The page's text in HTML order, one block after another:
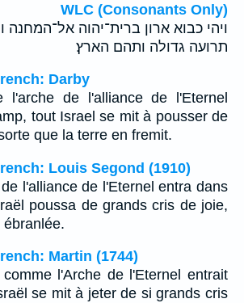
WLC (Consonants Only)
ויהי כבוא ארון ברית־יהוה אל־המחנה
תרועה גדולה ותהם הארץ׃
Darby
l'arche de l'alliance de l'Eternel
tout Israel se mit à pousser de
que la terre en fremit.
Louis Segond (1910)
l'alliance de l'Eternel entra dans
poussa de grands cris de joie,
Martin (1744)
l'Arche de l'Eternel entrait
se mit à jeter de si grands cris